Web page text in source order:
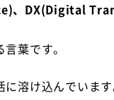
、DX(Digital
葉です。
溶け込んでいま